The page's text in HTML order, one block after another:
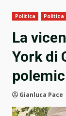
Politica Politica
La
York di
Gianluca Pace